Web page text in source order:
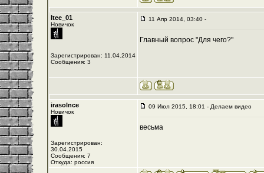
Itee_01
Новичок
Зарегистрирован: 11.04.2014
Сообщения: 3
11 Апр 2014, 03:40 -
Главный вопрос "Для чего?"
irasolnce
Новичок
Зарегистрирован:
30.04.2015
Сообщения: 7
Откуда: россия
09 Июл 2015, 18:01 - Делаем видео
весьма